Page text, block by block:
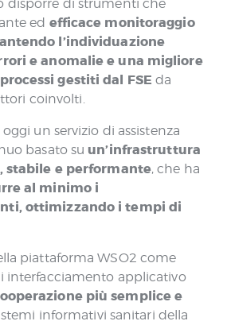
disporre di strumenti che
ed efficace monitoraggio
l’individuazione
e anomalie e una migliore
gestiti dal FSE da
coinvolti.
un servizio di assistenza
basato su un’infrastruttura
stabile e performante, che ha
al minimo i
ottimizzando i tempi di
piattaforma WSO2 come
interfacciamento applicativo
più semplice e
informativi sanitari della